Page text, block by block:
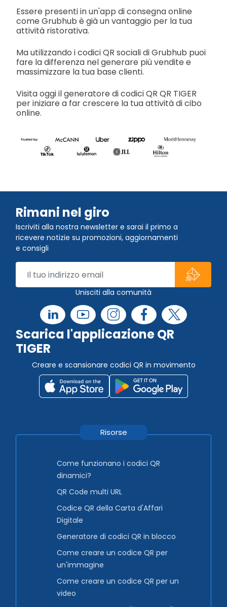
Essere presenti in un'app di consegna online
come Grubhub è già un vantaggio per la tua
attività ristorativa.
Ma utilizzando i codici QR sociali di Grubhub puoi
fare la differenza nel generare più vendite e
massimizzare la tua base clienti.
Visita oggi il generatore di codici QR QR TIGER
per iniziare a far crescere la tua attività di cibo
online.
Rimani nel giro
Iscriviti alla nostra newsletter e sarai il primo a
ricevere notizie su promozioni, aggiornamenti
e consigli
Unisciti alla comunità
Scarica l'applicazione QR
TIGER
Creare e scansionare codici QR in movimento
Risorse
Come funzionano i codici QR
dinamici?
QR Code multi URL
Codice QR della Carta d'Affari
Digitale
Generatore di codici QR in blocco
Come creare un codice QR per
un'immagine
Come creare un codice QR per un
video